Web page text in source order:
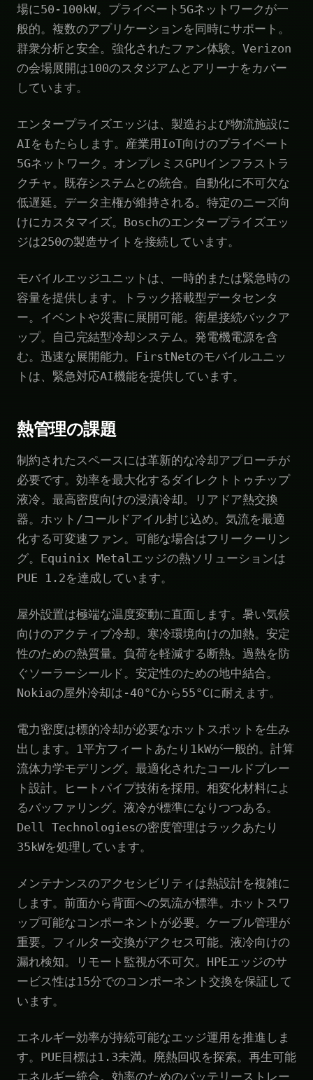
場に50-100kW。プライベート5Gネットワークが一
般的。複数のアプリケーションを同時にサポート。
群衆分析と安全。強化されたファン体験。Verizon
の会場展開は100のスタジアムとアリーナをカバー
しています。
エンタープライズエッジは、製造および物流施設に
AIをもたらします。産業用IoT向けのプライベート
5Gネットワーク。オンプレミスGPUインフラストラ
クチャ。既存システムとの統合。自動化に不可欠な
低遅延。データ主権が維持される。特定のニーズ向
けにカスタマイズ。Boschのエンタープライズエッ
ジは250の製造サイトを接続しています。
モバイルエッジユニットは、一時的または緊急時の
容量を提供します。トラック搭載型データセンタ
ー。イベントや災害に展開可能。衛星接続バックア
ップ。自己完結型冷却システム。発電機電源を含
む。迅速な展開能力。FirstNetのモバイルユニッ
トは、緊急対応AI機能を提供しています。
熱管理の課題
制約されたスペースには革新的な冷却アプローチが
必要です。効率を最大化するダイレクトトゥチップ
液冷。最高密度向けの浸漬冷却。リアドア熱交換
器。ホット/コールドアイル封じ込め。気流を最適
化する可変速ファン。可能な場合はフリークーリン
グ。Equinix Metalエッジの熱ソリューションは
PUE 1.2を達成しています。
屋外設置は極端な温度変動に直面します。暑い気候
向けのアクティブ冷却。寒冷環境向けの加熱。安定
性のための熱質量。負荷を軽減する断熱。過熱を防
ぐソーラーシールド。安定性のための地中結合。
Nokiaの屋外冷却は-40°Cから55°Cに耐えます。
電力密度は標的冷却が必要なホットスポットを生み
出します。1平方フィートあたり1kWが一般的。計算
流体力学モデリング。最適化されたコールドプレー
ト設計。ヒートパイプ技術を採用。相変化材料によ
るバッファリング。液冷が標準になりつつある。
Dell Technologiesの密度管理はラックあたり
35kWを処理しています。
メンテナンスのアクセシビリティは熱設計を複雑に
します。前面から背面への気流が標準。ホットスワ
ップ可能なコンポーネントが必要。ケーブル管理が
重要。フィルター交換がアクセス可能。液冷向けの
漏れ検知。リモート監視が不可欠。HPEエッジのサ
ービス性は15分でのコンポーネント交換を保証して
います。
エネルギー効率が持続可能なエッジ運用を推進しま
す。PUE目標は1.3未満。廃熱回収を探索。再生可能
エネルギー統合。効率のためのバッテリーストレー